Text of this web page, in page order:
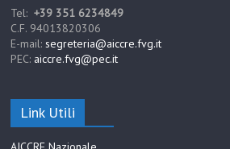
Tel:+39 351 6234849
C.F. 94013820306
E-mail:segreteria@aiccre.fvg.it
PEC: aiccre.fvg@pec.it
Link Utili